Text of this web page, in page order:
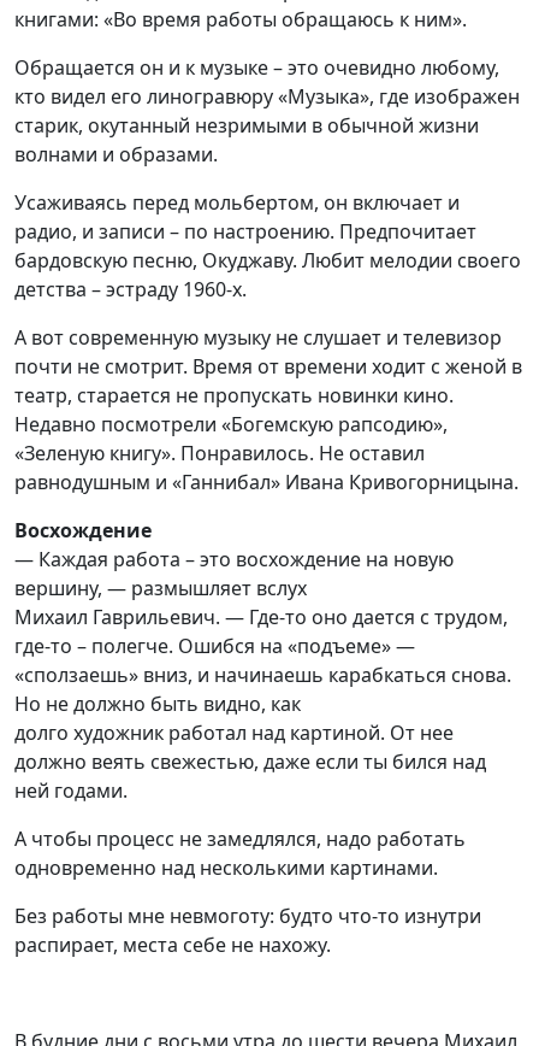
книгами: «Во время работы обращаюсь к ним».
Обращается он и к музыке – это очевидно любому,
кто видел его линогравюру «Музыка», где изображен
старик, окутанный незримыми в обычной жизни
волнами и образами.
Усаживаясь перед мольбертом, он включает и
радио, и записи – по настроению. Предпочитает
бардовскую песню, Окуджаву. Любит мелодии своего
детства – эстраду 1960-х.
А вот современную музыку не слушает и телевизор
почти не смотрит. Время от времени ходит с женой в
театр, старается не пропускать новинки кино.
Недавно посмотрели «Богемскую рапсодию»,
«Зеленую книгу». Понравилось. Не оставил
равнодушным и «Ганнибал» Ивана Кривогорницына.
Восхождение
— Каждая работа – это восхождение на новую
вершину, — размышляет вслух
Михаил Гаврильевич. — Где-то оно дается с трудом,
где-то – полегче. Ошибся на «подъеме» —
«сползаешь» вниз, и начинаешь карабкаться снова.
Но не должно быть видно, как
долго художник работал над картиной. От нее
должно веять свежестью, даже если ты бился над
ней годами.
А чтобы процесс не замедлялся, надо работать
одновременно над несколькими картинами.
Без работы мне невмоготу: будто что-то изнутри
распирает, места себе не нахожу.